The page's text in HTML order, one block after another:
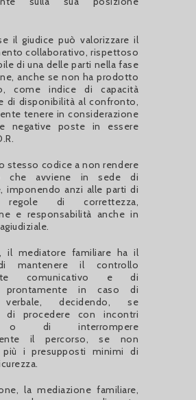
il giudice può valorizzare il
collaborativo, rispettoso
di una delle parti nella fase
anche se non ha prodotto
come indice di capacità
di disponibilità al confronto,
tenere in considerazione
negative poste in essere
stesso codice a non rendere
che avviene in sede di
imponendo anzi alle parti di
regole di correttezza,
e responsabilità anche in
il mediatore familiare ha il
mantenere il controllo
comunicativo e di
prontamente in caso di
verbale, decidendo, se
di procedere con incontri
o di interrompere
il percorso, se non
più i presupposti minimi di
la mediazione familiare,